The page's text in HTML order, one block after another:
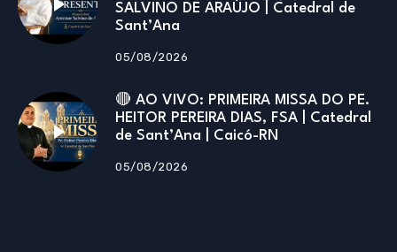
SALVINO DE ARAÚJO | Catedral de
Sant’Ana
05/08/2026
🔴 AO VIVO: PRIMEIRA MISSA DO PE.
HEITOR PEREIRA DIAS, FSA | Catedral
de Sant’Ana | Caicó-RN
05/08/2026